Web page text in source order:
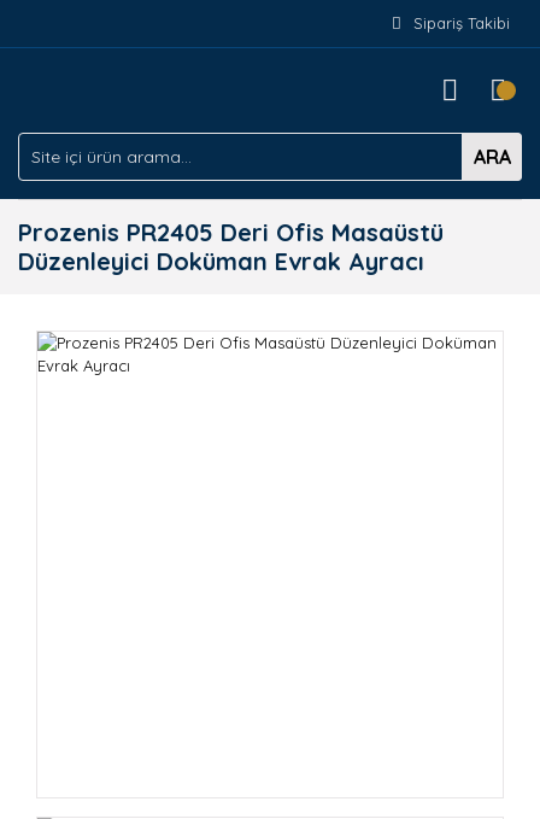
Sipariş Takibi
ARA
Prozenis PR2405 Deri Ofis Masaüstü
Düzenleyici Doküman Evrak Ayracı